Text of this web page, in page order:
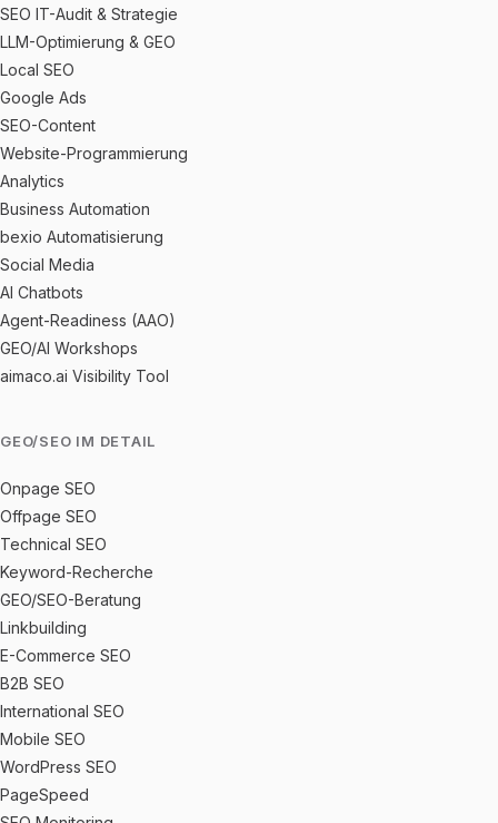
SEO IT-Audit & Strategie
LLM-Optimierung & GEO
Local SEO
Google Ads
SEO-Content
Website-Programmierung
Analytics
Business Automation
bexio Automatisierung
Social Media
AI Chatbots
Agent-Readiness (AAO)
GEO/AI Workshops
aimaco.ai Visibility Tool
GEO/SEO IM DETAIL
Onpage SEO
Offpage SEO
Technical SEO
Keyword-Recherche
GEO/SEO-Beratung
Linkbuilding
E-Commerce SEO
B2B SEO
International SEO
Mobile SEO
WordPress SEO
PageSpeed